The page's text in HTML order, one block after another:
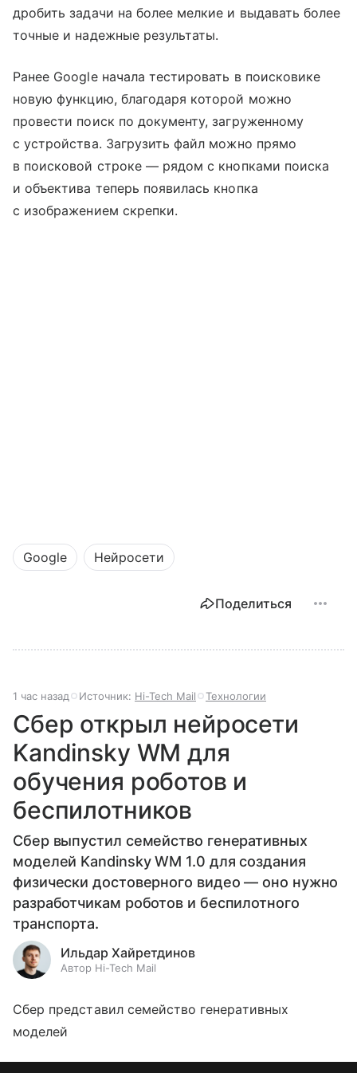
дробить задачи на более мелкие и выдавать более
точные и надежные результаты.
Ранее Google начала тестировать в поисковике
новую функцию, благодаря которой можно
провести поиск по документу, загруженному
с устройства. Загрузить файл можно прямо
в поисковой строке — рядом с кнопками поиска
и объектива теперь появилась кнопка
с изображением скрепки.
Google Нейросети
Поделиться
1 час назад Источник: Hi-Tech Mail Технологии
Сбер открыл нейросети
Kandinsky WM для
обучения роботов и
беспилотников
Сбер выпустил семейство генеративных
моделей Kandinsky WM 1.0 для создания
физически достоверного видео — оно нужно
разработчикам роботов и беспилотного
транспорта.
Ильдар Хайретдинов
Автор Hi-Tech Mail
Сбер представил семейство генеративных
моделей